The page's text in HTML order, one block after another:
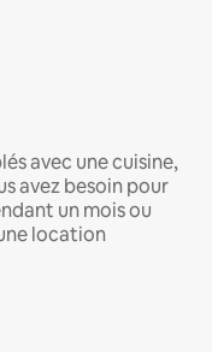
avec une cuisine,
avez besoin pour
un mois ou
location